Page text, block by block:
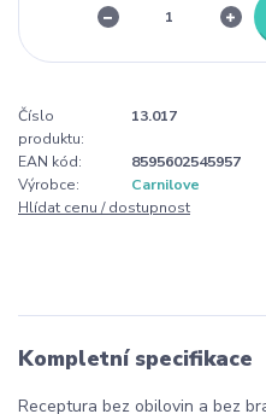
Číslo
produktu:
13.017
EAN kód:
8595602545957
Výrobce:
Carnilove
Hlídat cenu / dostupnost
Kompletní specifikace
Receptura bez obilovin a bez